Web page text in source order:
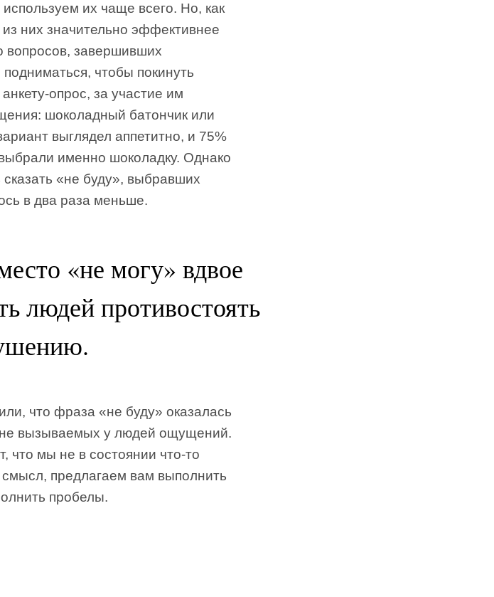
их чаще всего. Но, как
них значительно эффективнее
вопросов, завершивших
чтобы покинуть
опрос, за участие им
шоколадный батончик или
выглядел аппетитно, и 75%
именно шоколадку. Однако
«не буду», выбравших
в два раза меньше.
«не могу» вдвое
людей противостоять
что фраза «не буду» оказалась
вызываемых у людей ощущений.
что мы не в состоянии что-то
предлагаем вам выполнить
пробелы.